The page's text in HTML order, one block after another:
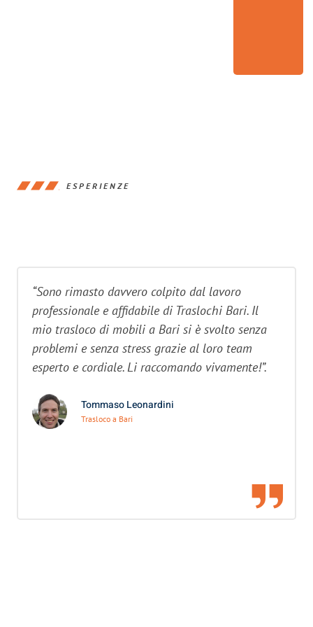
ESPERIENZE
“Sono rimasto davvero colpito dal lavoro
professionale e affidabile di Traslochi Bari. Il
mio trasloco di mobili a Bari si è svolto senza
problemi e senza stress grazie al loro team
esperto e cordiale. Li raccomando vivamente!”.
Tommaso Leonardini
Trasloco a Bari